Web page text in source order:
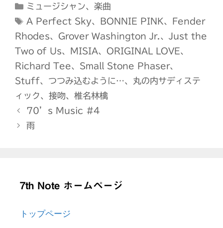
e
b
o
o
k
t
e
r
e
a
d
s
Li
n
k
カ
テ
リ
ー
ミュージシャン、楽曲
タ
グ
A Perfect Sky、 BONNIE PINK、
Fender
Rhodes、 Grover Washington Jr.、 Just the
Two of Us、 MISIA、 ORIGINAL LOVE、
Richard Tee、 Small Stone Phaser、
Stuff、 つつみ込むように…、 丸の内サディステ
ィック、 接吻、 椎名林檎
70’s Music #4
雨
7th Note ホームページ
トップページ